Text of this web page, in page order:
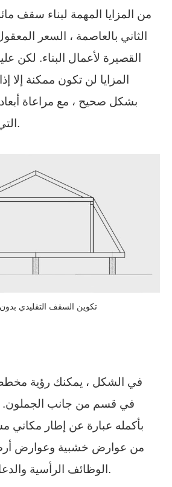
من المزايا المهمة لبناء سقف
الثاني بالعاصمة ، السعر
القصيرة لأعمال البناء. لكن
المزايا لن تكون ممكنة
بشكل صحيح ، مع مراعاة
التي سيتم وضعها عليه.
تكوين السقف التقليدي
في الشكل ، يمكنك رؤية
في قسم من جانب الجملون.
بأكمله عبارة عن إطار مكاني
من عوارض خشبية وعوارض
الوظائف الرأسية والدعامات الأفقية - نفث.